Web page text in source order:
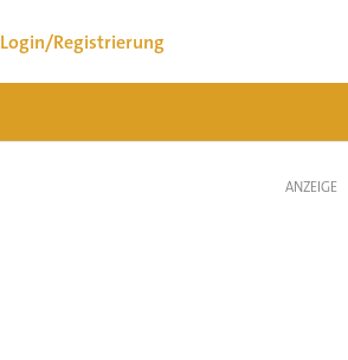
Login/Registrierung
ANZEIGE